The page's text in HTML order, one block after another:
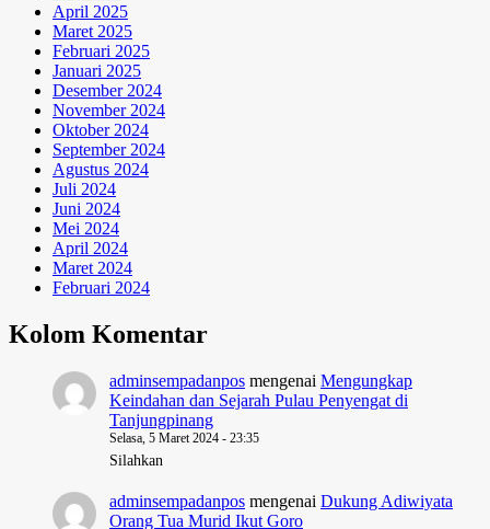
April 2025
Maret 2025
Februari 2025
Januari 2025
Desember 2024
November 2024
Oktober 2024
September 2024
Agustus 2024
Juli 2024
Juni 2024
Mei 2024
April 2024
Maret 2024
Februari 2024
Kolom Komentar
adminsempadanpos mengenai Mengungkap
Keindahan dan Sejarah Pulau Penyengat di
Tanjungpinang
Selasa, 5 Maret 2024 - 23:35
Silahkan
adminsempadanpos mengenai Dukung Adiwiyata
Orang Tua Murid Ikut Goro